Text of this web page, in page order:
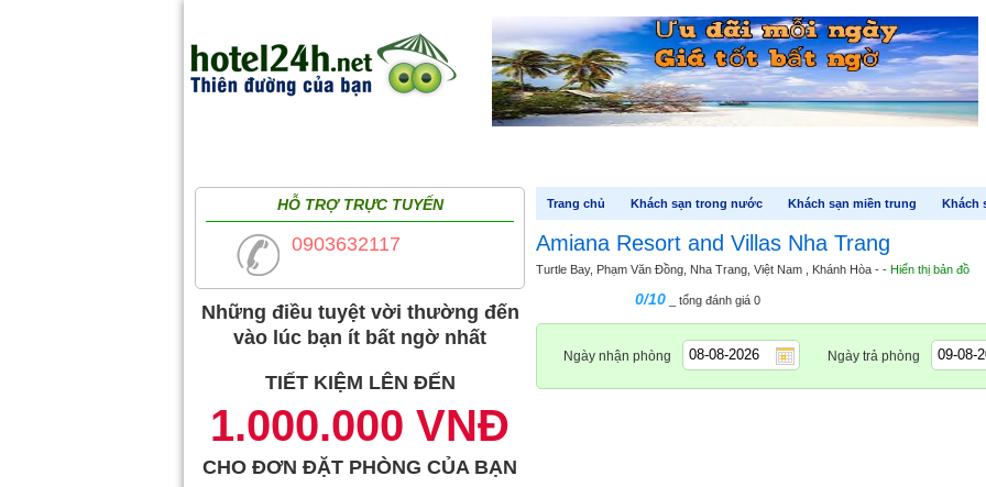
HỖ TRỢ TRỰC TUYẾN
0903632117
Những điều tuyệt vời thường đến
vào lúc bạn ít bất ngờ nhất
TIẾT KIỆM LÊN ĐẾN
1.000.000 VNĐ
CHO ĐƠN ĐẶT PHÒNG CỦA BẠN
Trang chủ Khách sạn trong nước Khách sạn miền trung Khách
Amiana Resort and Villas Nha Trang
Turtle Bay, Phạm Văn Đồng, Nha Trang, Việt Nam , Khánh Hòa - - Hiển thị bản đồ
0/10 _ tổng đánh giá 0
Ngày nhận phòng Ngày trả phòng